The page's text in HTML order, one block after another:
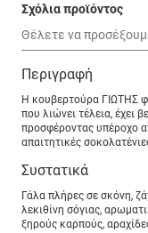
Σχόλια προϊόντος
Περιγραφή
Η κουβερτούρα ΓΙΩΤΗΣ
που λιώνει τέλεια, έχει
προσφέροντας υπέροχο
απαιτητικές
Συστατικά
Γάλα πλήρες σε σκόνη,
λεκιθίνη σόγιας,
ξηρούς καρπούς,